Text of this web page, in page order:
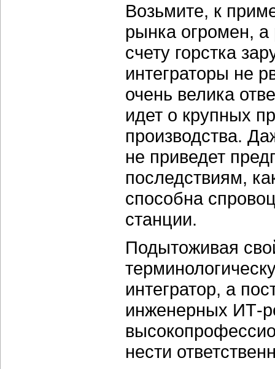
Возьмите, к
рынка огромен,
счету горстка
интеграторы не
очень велика
идет о крупных
производства.
не приведет
последствиям,
способна
станции.
Подытоживая
интегратор, а
инженерных ИТ-
нести